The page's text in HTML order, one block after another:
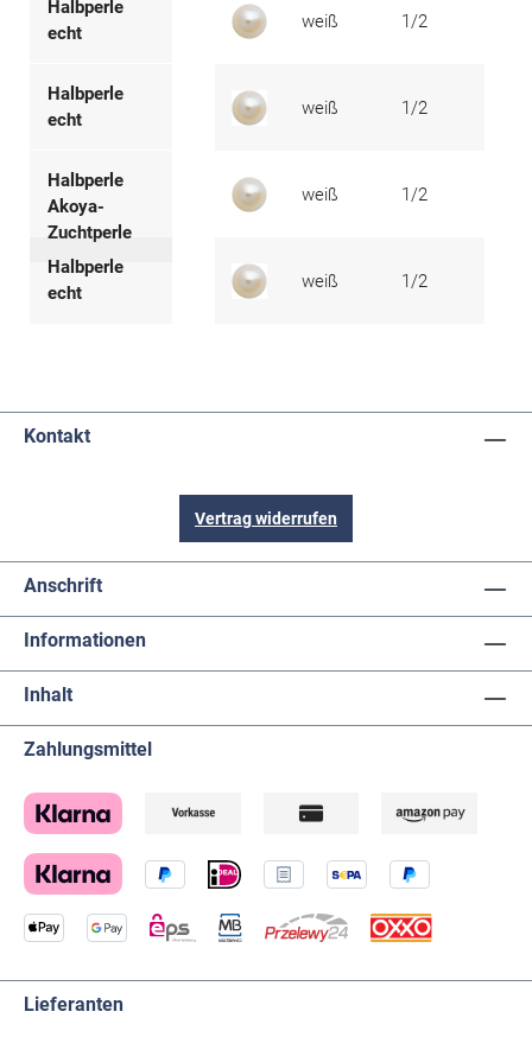
Halbperle
echt
weiß 1/2
Halbperle
echt
weiß 1/2
Halbperle
Akoya-
Zuchtperle
weiß 1/2
Halbperle
echt
weiß 1/2
Kontakt
Vertrag widerrufen
Anschrift
Informationen
Inhalt
Zahlungsmittel
Lieferanten